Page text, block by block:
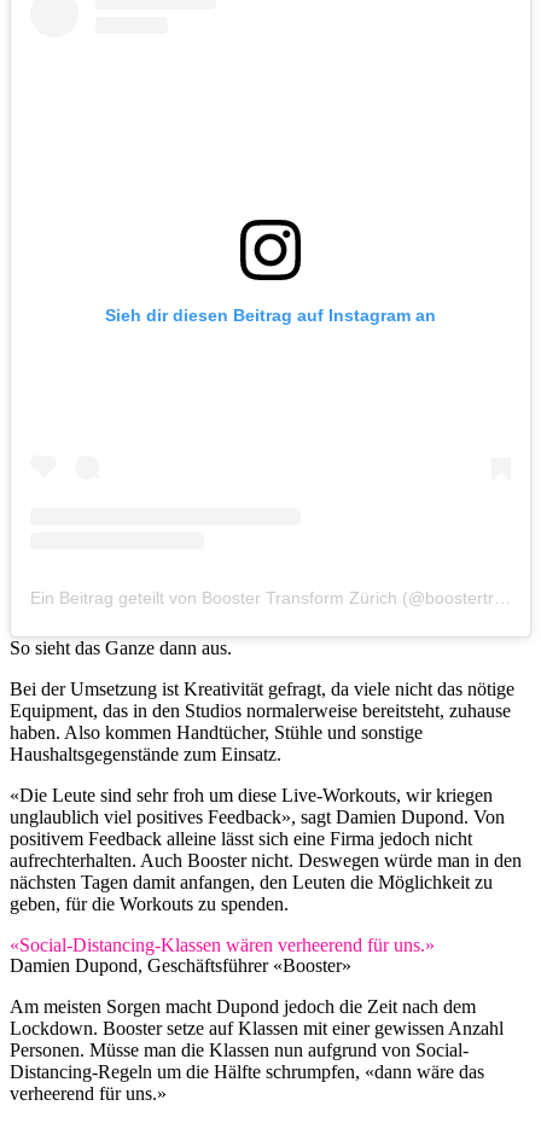
Sieh dir diesen Beitrag auf Instagram an
Ein Beitrag geteilt von Booster Transform Zürich (@boostertransform)
So sieht das Ganze dann aus.
Bei der Umsetzung ist Kreativität gefragt, da viele nicht das nötige
Equipment, das in den Studios normalerweise bereitsteht, zuhause
haben. Also kommen Handtücher, Stühle und sonstige
Haushaltsgegenstände zum Einsatz.
«Die Leute sind sehr froh um diese Live-Workouts, wir kriegen
unglaublich viel positives Feedback», sagt Damien Dupond. Von
positivem Feedback alleine lässt sich eine Firma jedoch nicht
aufrechterhalten. Auch Booster nicht. Deswegen würde man in den
nächsten Tagen damit anfangen, den Leuten die Möglichkeit zu
geben, für die Workouts zu spenden.
«Social-Distancing-Klassen wären verheerend für uns.»
Damien Dupond, Geschäftsführer «Booster»
Am meisten Sorgen macht Dupond jedoch die Zeit nach dem
Lockdown. Booster setze auf Klassen mit einer gewissen Anzahl
Personen. Müsse man die Klassen nun aufgrund von Social-
Distancing-Regeln um die Hälfte schrumpfen, «dann wäre das
verheerend für uns.»